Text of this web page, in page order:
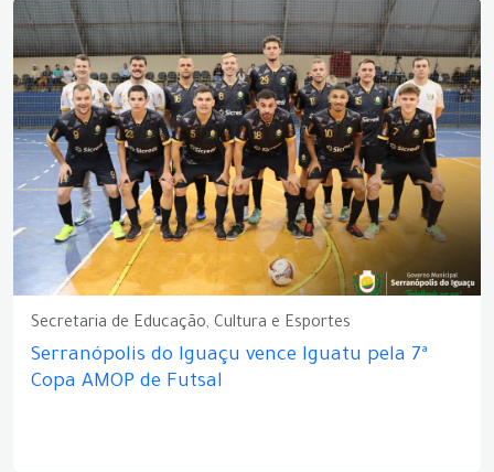
Secretaria de Educação, Cultura e Esportes
Serranópolis do Iguaçu vence Iguatu pela 7ª
Copa AMOP de Futsal